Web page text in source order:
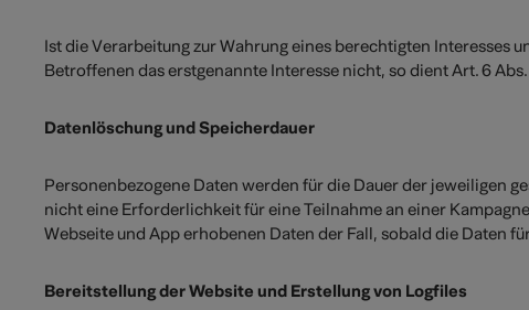
Ist die Verarbeitung zur Wahrung eines berechtigten
Betroffenen das erstgenannte Interesse nicht, so dient Art. 6
Datenlöschung und Speicherdauer
Personenbezogene Daten werden für die Dauer der jeweiligen
nicht eine Erforderlichkeit für eine Teilnahme an einer
Webseite und App erhobenen Daten der Fall, sobald die Daten
Bereitstellung der Website und Erstellung von Logfiles